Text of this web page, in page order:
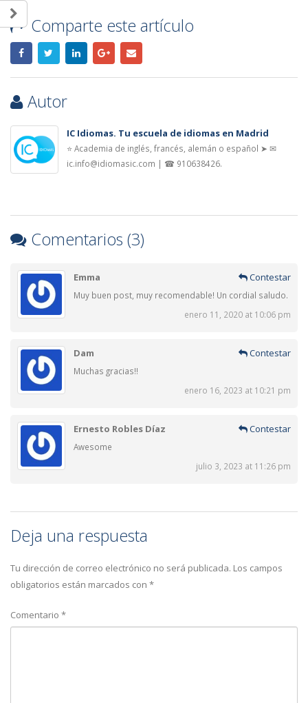
Comparte este artículo
Autor
IC Idiomas. Tu escuela de idiomas en Madrid
⭐ Academia de inglés, francés, alemán o español ➤ ✉
ic.info@idiomasic.com | ☎ 910638426.
Comentarios (3)
Emma Contestar
Muy buen post, muy recomendable! Un cordial saludo.
enero 11, 2020 at 10:06 pm
Dam Contestar
Muchas gracias!!
enero 16, 2023 at 10:21 pm
Ernesto Robles Díaz Contestar
Awesome
julio 3, 2023 at 11:26 pm
Deja una respuesta
Tu dirección de correo electrónico no será publicada. Los campos
obligatorios están marcados con *
Comentario *